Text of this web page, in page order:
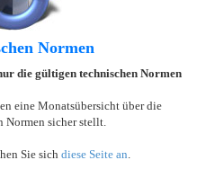
Normen
die gültigen technischen Normen
eine Monatsübersicht über die
sicher stellt.
Sie sich diese Seite an